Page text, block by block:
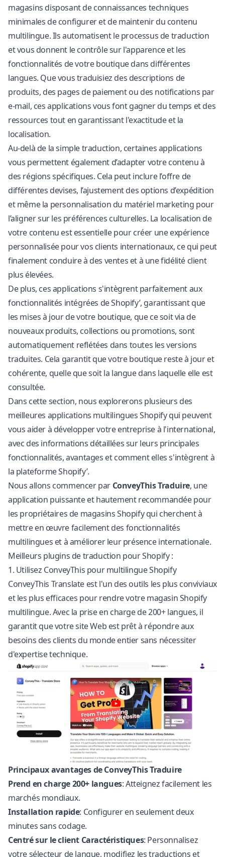
magasins disposant de connaissances techniques
minimales de configurer et de maintenir du contenu
multilingue. Ils automatisent le processus de traduction
et vous donnent le contrôle sur l'apparence et les
fonctionnalités de votre boutique dans différentes
langues. Que vous traduisiez des descriptions de
produits, des pages de paiement ou des notifications par
e-mail, ces applications vous font gagner du temps et des
ressources tout en garantissant l'exactitude et la
localisation.
Au-delà de la simple traduction, certaines applications
vous permettent également d’adapter votre contenu à
des régions spécifiques. Cela peut inclure l’offre de
différentes devises, l’ajustement des options d’expédition
et même la personnalisation du matériel marketing pour
l’aligner sur les préférences culturelles. La localisation de
votre contenu est essentielle pour créer une expérience
personnalisée pour vos clients internationaux, ce qui peut
finalement conduire à des ventes et à une fidélité client
plus élevées.
De plus, ces applications s'intègrent parfaitement aux
fonctionnalités intégrées de Shopify’, garantissant que
les mises à jour de votre boutique, que ce soit via de
nouveaux produits, collections ou promotions, sont
automatiquement reflétées dans toutes les versions
traduites. Cela garantit que votre boutique reste à jour et
cohérente, quelle que soit la langue dans laquelle elle est
consultée.
Dans cette section, nous explorerons plusieurs des
meilleures applications multilingues Shopify qui peuvent
vous aider à développer votre entreprise à l'international,
avec des informations détaillées sur leurs principales
fonctionnalités, avantages et comment elles s'intègrent à
la plateforme Shopify’.
Nous allons commencer par ConveyThis Traduire, une
application puissante et hautement recommandée pour
les propriétaires de magasins Shopify qui cherchent à
mettre en œuvre facilement des fonctionnalités
multilingues et à améliorer leur présence internationale.
Meilleurs plugins de traduction pour Shopify :
1. Utilisez ConveyThis pour multilingue Shopify
ConveyThis Translate est l'un des outils les plus conviviaux
et les plus efficaces pour rendre votre magasin Shopify
multilingue. Avec la prise en charge de 200+ langues, il
garantit que votre site Web est prêt à répondre aux
besoins des clients du monde entier sans nécessiter
d'expertise technique.
Principaux avantages de ConveyThis Traduire
Prend en charge 200+ langues: Atteignez facilement les
marchés mondiaux.
Installation rapide: Configurer en seulement deux
minutes sans codage.
Centré sur le client Caractéristiques: Personnalisez
votre sélecteur de langue, modifiez les traductions et